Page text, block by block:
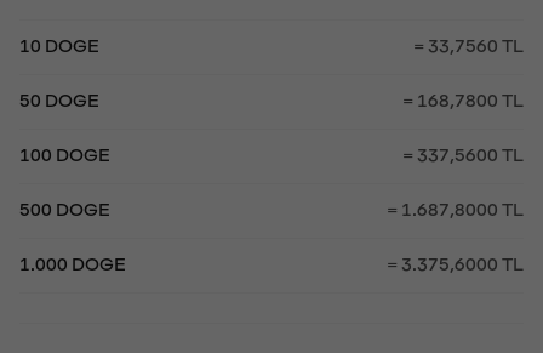
10 DOGE = 33,7560 TL
50 DOGE = 168,7800 TL
100 DOGE = 337,5600 TL
500 DOGE = 1.687,8000 TL
1.000 DOGE = 3.375,6000 TL